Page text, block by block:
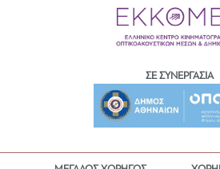
ΣΕ ΣΥΝΕΡΓΑΣΙΑ